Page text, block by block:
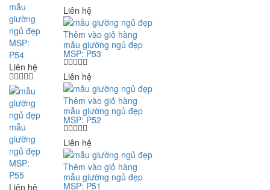
mẫu
giường
ngủ đẹp
MSP:
P54
Liên hệ
mẫu
giường
ngủ đẹp
MSP:
P55
Liên hệ
Liên hệ
Thêm vào giỏ hàng
mẫu giường ngủ đẹp
MSP: P53
Liên hệ
Thêm vào giỏ hàng
mẫu giường ngủ đẹp
MSP: P52
Liên hệ
Thêm vào giỏ hàng
mẫu giường ngủ đẹp
MSP: P51